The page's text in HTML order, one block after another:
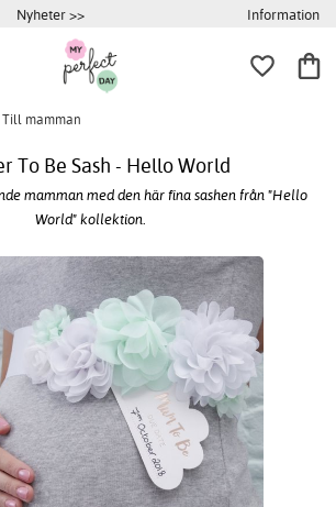
Nyheter >> Information
Till mamman
To Be Sash - Hello World
mamman med den här fina sashen från "Hello
World" kollektion.